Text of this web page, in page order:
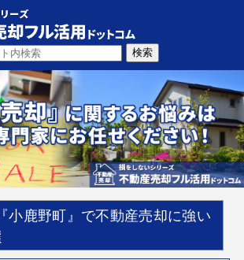
小鹿野町』で不動産売却に強い